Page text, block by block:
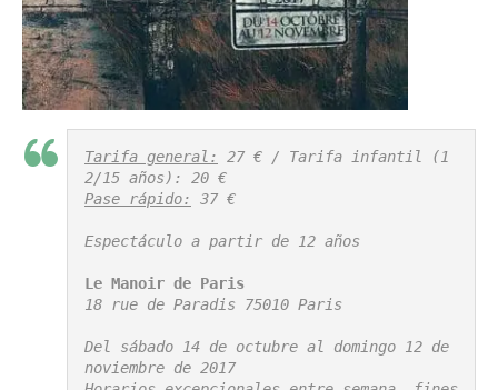
Tarifa general:
27 € / Tarifa infantil (1
Pase rápido:
37 €
Espectáculo a partir de 12 años
Le Manoir de Paris
18 rue de Paradis 75010 Paris
Del sábado 14 de octubre al domingo 12 de
noviembre de 2017